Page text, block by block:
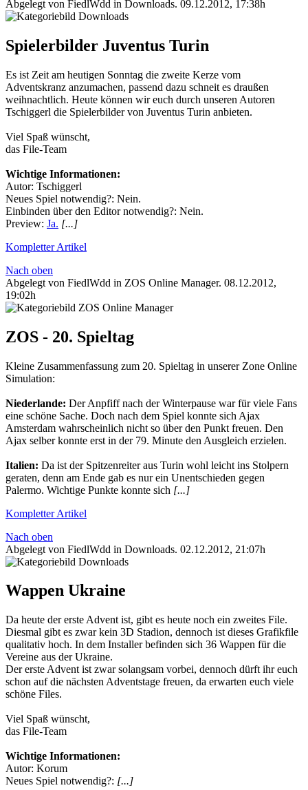
Abgelegt von FiedlWdd in Downloads. 09.12.2012, 17:38h
Spielerbilder Juventus Turin
Es ist Zeit am heutigen Sonntag die zweite Kerze vom
Adventskranz anzumachen, passend dazu schneit es draußen
weihnachtlich. Heute können wir euch durch unseren Autoren
Tschiggerl die Spielerbilder von Juventus Turin anbieten.
Viel Spaß wünscht,
das File-Team
Wichtige Informationen:
Autor: Tschiggerl
Neues Spiel notwendig?: Nein.
Einbinden über den Editor notwendig?: Nein.
Preview: Ja. [...]
Kompletter Artikel
Nach oben
Abgelegt von FiedlWdd in ZOS Online Manager. 08.12.2012,
19:02h
ZOS - 20. Spieltag
Kleine Zusammenfassung zum 20. Spieltag in unserer Zone Online
Simulation:
Niederlande: Der Anpfiff nach der Winterpause war für viele Fans
eine schöne Sache. Doch nach dem Spiel konnte sich Ajax
Amsterdam wahrscheinlich nicht so über den Punkt freuen. Den
Ajax selber konnte erst in der 79. Minute den Ausgleich erzielen.
Italien: Da ist der Spitzenreiter aus Turin wohl leicht ins Stolpern
geraten, denn am Ende gab es nur ein Unentschieden gegen
Palermo. Wichtige Punkte konnte sich [...]
Kompletter Artikel
Nach oben
Abgelegt von FiedlWdd in Downloads. 02.12.2012, 21:07h
Wappen Ukraine
Da heute der erste Advent ist, gibt es heute noch ein zweites File.
Diesmal gibt es zwar kein 3D Stadion, dennoch ist dieses Grafikfile
qualitativ hoch. In dem Installer befinden sich 36 Wappen für die
Vereine aus der Ukraine.
Der erste Advent ist zwar solangsam vorbei, dennoch dürft ihr euch
schon auf die nächsten Adventstage freuen, da erwarten euch viele
schöne Files.
Viel Spaß wünscht,
das File-Team
Wichtige Informationen:
Autor: Korum
Neues Spiel notwendig?: [...]